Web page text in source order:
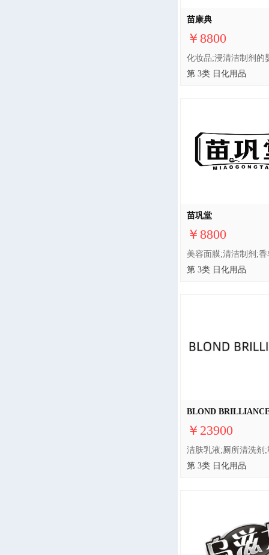
苗康典
￥8800
第 3类 日化用品
苗巩堂
￥8800
第 3类 日化用品
BLOND
￥23900
第 3类 日化用品